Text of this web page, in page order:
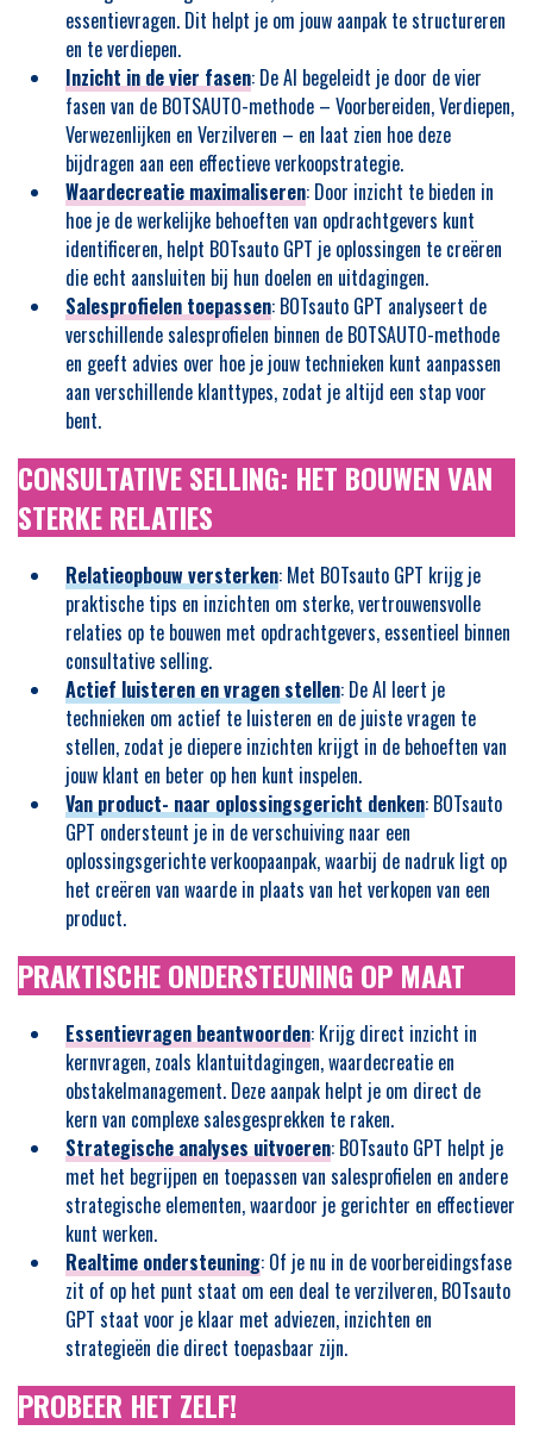
essentievragen. Dit helpt je om jouw aanpak te structureren
en te verdiepen.
Inzicht in de vier fasen: De AI begeleidt je door de vier
fasen van de BOTSAUTO-methode – Voorbereiden, Verdiepen,
Verwezenlijken en Verzilveren – en laat zien hoe deze
bijdragen aan een effectieve verkoopstrategie.
Waardecreatie maximaliseren: Door inzicht te bieden in
hoe je de werkelijke behoeften van opdrachtgevers kunt
identificeren, helpt BOTsauto GPT je oplossingen te creëren
die echt aansluiten bij hun doelen en uitdagingen.
Salesprofielen toepassen: BOTsauto GPT analyseert de
verschillende salesprofielen binnen de BOTSAUTO-methode
en geeft advies over hoe je jouw technieken kunt aanpassen
aan verschillende klanttypes, zodat je altijd een stap voor
bent.
CONSULTATIVE SELLING: HET BOUWEN VAN
STERKE RELATIES
Relatieopbouw versterken: Met BOTsauto GPT krijg je
praktische tips en inzichten om sterke, vertrouwensvolle
relaties op te bouwen met opdrachtgevers, essentieel binnen
consultative selling.
Actief luisteren en vragen stellen: De AI leert je
technieken om actief te luisteren en de juiste vragen te
stellen, zodat je diepere inzichten krijgt in de behoeften van
jouw klant en beter op hen kunt inspelen.
Van product- naar oplossingsgericht denken: BOTsauto
GPT ondersteunt je in de verschuiving naar een
oplossingsgerichte verkoopaanpak, waarbij de nadruk ligt op
het creëren van waarde in plaats van het verkopen van een
product.
PRAKTISCHE ONDERSTEUNING OP MAAT
Essentievragen beantwoorden: Krijg direct inzicht in
kernvragen, zoals klantuitdagingen, waardecreatie en
obstakelmanagement. Deze aanpak helpt je om direct de
kern van complexe salesgesprekken te raken.
Strategische analyses uitvoeren: BOTsauto GPT helpt je
met het begrijpen en toepassen van salesprofielen en andere
strategische elementen, waardoor je gerichter en effectiever
kunt werken.
Realtime ondersteuning: Of je nu in de voorbereidingsfase
zit of op het punt staat om een deal te verzilveren, BOTsauto
GPT staat voor je klaar met adviezen, inzichten en
strategieën die direct toepasbaar zijn.
PROBEER HET ZELF!